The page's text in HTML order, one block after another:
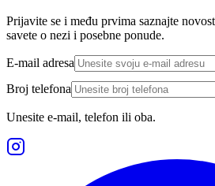
Prijavite se i među prvima saznajte
savete o nezi i posebne ponude.
E-mail adresa
Broj telefona
Unesite e-mail, telefon ili oba.